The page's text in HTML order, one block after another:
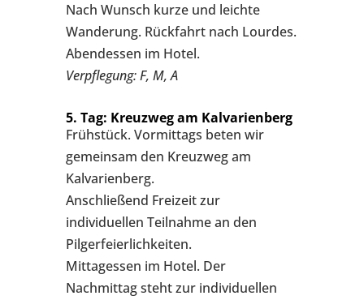
Nach Wunsch kurze und leichte
Wanderung. Rückfahrt nach Lourdes.
Abendessen im Hotel.
Verpflegung: F, M, A
5. Tag: Kreuzweg am Kalvarienberg
Frühstück. Vormittags beten wir
gemeinsam den Kreuzweg am
Kalvarienberg.
Anschließend Freizeit zur
individuellen Teilnahme an den
Pilgerfeierlichkeiten.
Mittagessen im Hotel. Der
Nachmittag steht zur individuellen